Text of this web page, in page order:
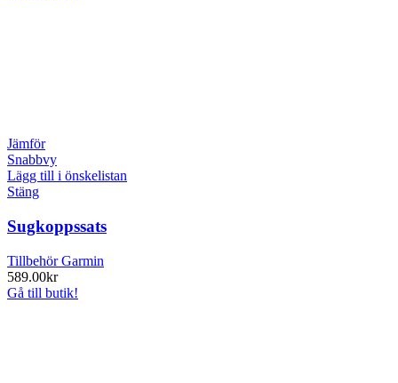
Jämför
Snabbvy
Lägg till i önskelistan
Stäng
Sugkoppssats
Tillbehör Garmin
589.00kr
Gå till butik!